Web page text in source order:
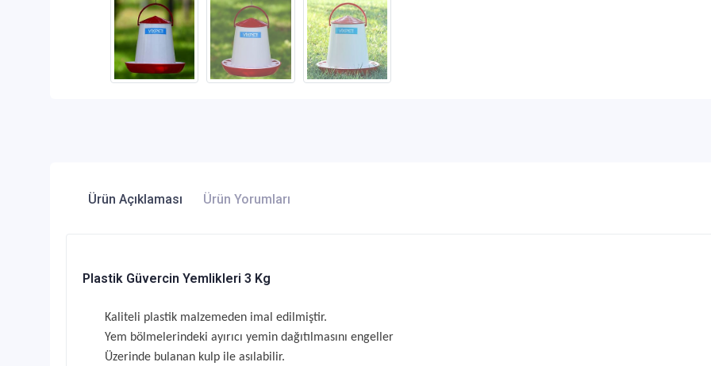
Ürün Açıklaması Ürün Yorumları
Plastik Güvercin Yemlikleri 3 Kg
Kaliteli plastik malzemeden imal edilmiştir.
Yem bölmelerindeki ayırıcı yemin dağıtılmasını engeller
Üzerinde bulanan kulp ile asılabilir.